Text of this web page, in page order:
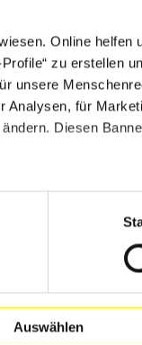
Online
zu erstellen
unsere
für
Diesen
Auswählen